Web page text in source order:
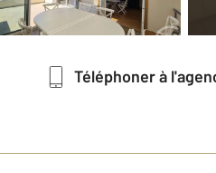
Téléphoner à